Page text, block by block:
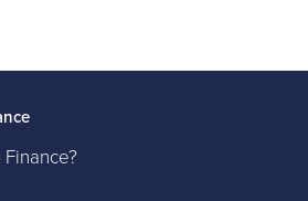
Finance?